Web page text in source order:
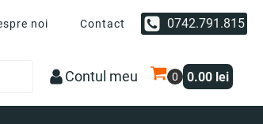
noi Contact 0742.791.815
Contul meu 0.00 lei